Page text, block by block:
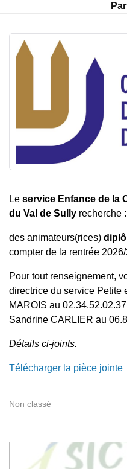
Le service Enfance de la
du Val de Sully recherche :
des animateurs(rices)
compter de la rentrée
Pour tout renseignement,
directrice du service Petite
MAROIS au
Sandrine CARLIER au
Détails ci-joints.
Télécharger la pièce jointe
Non classé